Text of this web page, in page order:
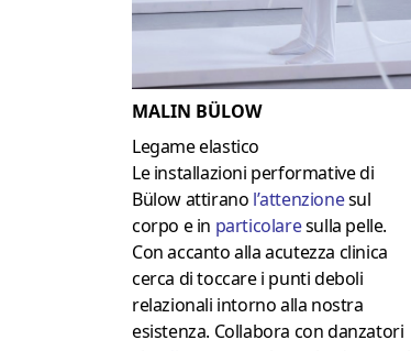
MALIN BÜLOW
Legame elastico
Le installazioni performative di
Bülow attirano l’attenzionesul
corpo e in particolaresulla pelle.
Con accanto alla acutezza clinica
cerca di toccare i punti deboli
relazionali intorno alla nostra
esistenza. Collabora con danzatori